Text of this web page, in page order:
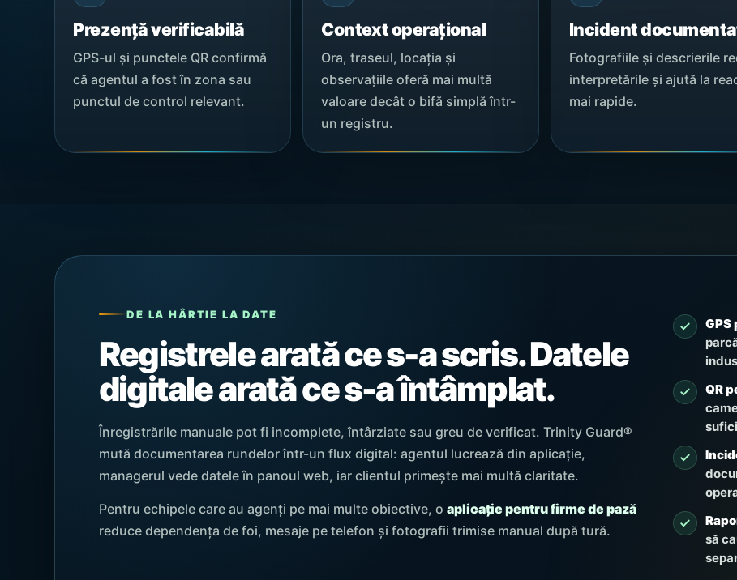
Prezență verificabilă
GPS-ul și punctele QR confirmă
că agentul a fost în zona sau
punctul de control relevant.
Context operațional
Ora, traseul, locația și
observațiile oferă mai multă
valoare decât o bifă simplă într-
un registru.
Incident
Fotografiile și descrierile
interpretările și ajută la
mai rapide.
DE LA HÂRTIE LA DATE
Registrele arată ce s-a scris. Datele
digitale arată ce s-a întâmplat.
Înregistrările manuale pot fi incomplete, întârziate sau greu de verificat. Trinity Guard®
mută documentarea rundelor într-un flux digital: agentul lucrează din aplicație,
managerul vede datele în panoul web, iar clientul primește mai multă claritate.
Pentru echipele care au agenți pe mai multe obiective, oaplicație pentru firme de pază
reduce dependența de foi, mesaje pe telefon și fotografii trimise manual după tură.
QR
să